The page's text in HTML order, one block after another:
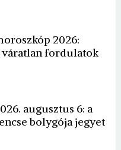
2026:
fordulatok
augusztus 6: a
bolygója jegyet